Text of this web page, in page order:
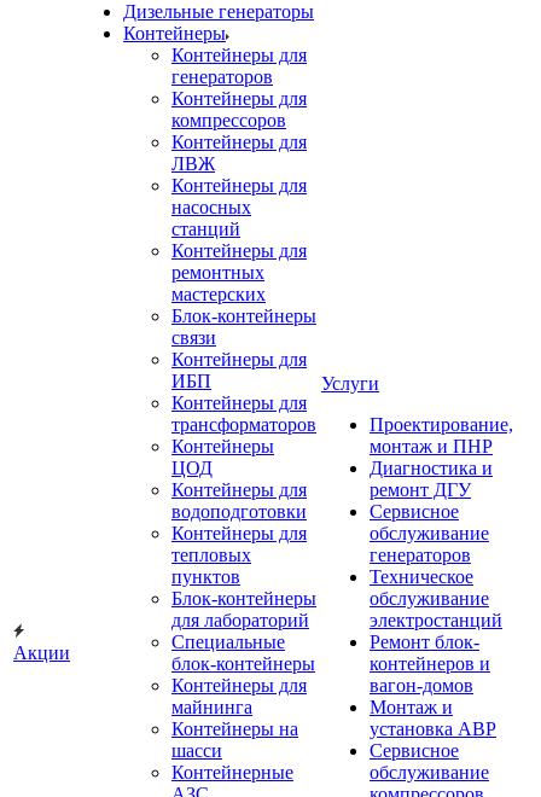
Акции
Дизельные генераторы
Контейнеры
Контейнеры для
генераторов
Контейнеры для
компрессоров
Контейнеры для
ЛВЖ
Контейнеры для
насосных
станций
Контейнеры для
ремонтных
мастерских
Блок-контейнеры
связи
Контейнеры для
ИБП
Контейнеры для
трансформаторов
Контейнеры
ЦОД
Контейнеры для
водоподготовки
Контейнеры для
тепловых
пунктов
Блок-контейнеры
для лабораторий
Специальные
блок-контейнеры
Контейнеры для
майнинга
Контейнеры на
шасси
Контейнерные
Услуги
Проектирование,
монтаж и ПНР
Диагностика и
ремонт ДГУ
Сервисное
обслуживание
генераторов
Техническое
обслуживание
электростанций
Ремонт блок-
контейнеров и
вагон-домов
Монтаж и
установка АВР
Сервисное
обслуживание